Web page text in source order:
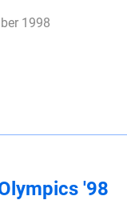
1998
'98